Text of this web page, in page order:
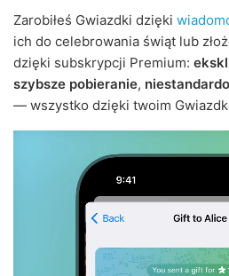
Zarobiłeś Gwiazdki dzięki
ich do celebrowania świąt lub
dzięki subskrypcji Premium:
szybsze pobieranie,
— wszystko dzięki twoim